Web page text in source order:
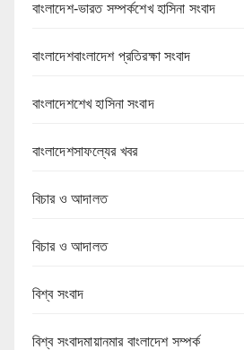
বাংলাদেশ-ভারত সম্পর্কশেখ হাসিনা সংবাদ
বাংলাদেশবাংলাদেশ প্রতিরক্ষা সংবাদ
বাংলাদেশশেখ হাসিনা সংবাদ
বাংলাদেশসাফল্যের খবর
বিচার ও আদালত
বিচার ও আদালত
বিশ্ব সংবাদ
বিশ্ব সংবাদমায়ানমার বাংলাদেশ সম্পর্ক